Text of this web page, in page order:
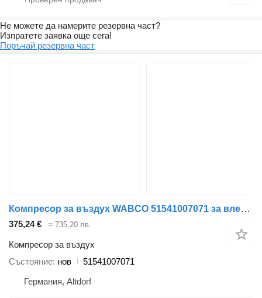
Не можете да намерите резервна част?
Изпратете заявка още сега!
Поръчай резервна част
Компресор за въздух WABCO 51541007071 за влекач MAN TGA TGL TGM
375,24 € ≈ 735,20 лв.
Компресор за въздух
Състояние нов
51541007071
Германия, Altdorf